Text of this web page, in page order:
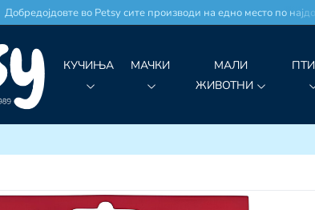
Добредојдовте во Petsy сите производи на едно место по
КУЧИЊА МАЧКИ
МАЛИ
ЖИВОТНИ